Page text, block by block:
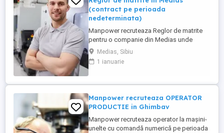
(contract pe perioada
nedeterminata)
Manpower recruteaza Reglor de matrite
pentru o companie din Medias unde
principala activitate este fabricarea de
piese si accesorii pentru autovehicule(se
produc componente din mase plastice si
plastice si asamblare de subansamble
Medias, Sibiu
1 ianuarie
Manpower recruteaza OPERATOR
PRODUCTIE in Ghimbav
Manpower recruteaza operator la maşini-
unelte cu comandă numerică pe perioada